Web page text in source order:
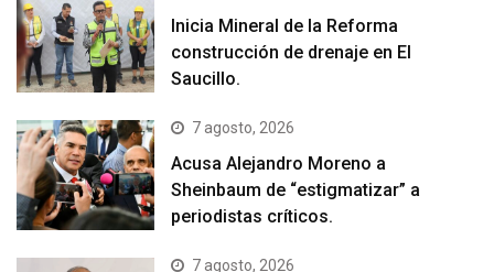
Inicia Mineral de la Reforma
construcción de drenaje en El
Saucillo.
7 agosto, 2026
Acusa Alejandro Moreno a
Sheinbaum de “estigmatizar” a
periodistas críticos.
7 agosto, 2026